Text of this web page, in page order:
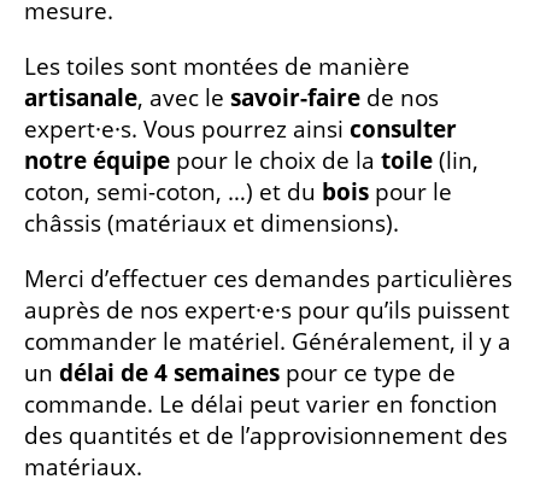
mesure.
Les toiles sont montées de manière
artisanale, avec le savoir-faire de nos
expert·e·s. Vous pourrez ainsi consulter
notre équipe pour le choix de la toile(lin,
coton, semi-coton, …) et du bois pour le
châssis (matériaux et dimensions).
Merci d’effectuer ces demandes particulières
auprès de nos expert·e·s pour qu’ils puissent
commander le matériel. Généralement, il y a
un délai de 4 semaines pour ce type de
commande. Le délai peut varier en fonction
des quantités et de l’approvisionnement des
matériaux.